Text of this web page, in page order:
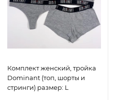
Комплект женский, тройка
Dominant (топ, шорты и
стринги) размер: L